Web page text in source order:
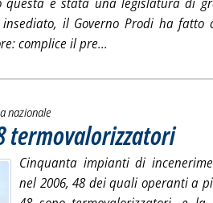
il Governo Prodi ha fatto
complice il pre...
nazionale
termovalorizzatori.
Cinquanta impianti di
nel 2006, 48 dei quali operanti a